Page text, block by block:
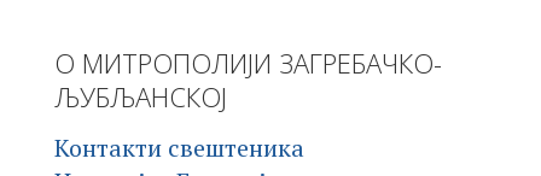
О МИТРОПОЛИЈИ ЗАГРЕБАЧКО-
ЉУБЉАНСКОЈ
Контакти свештеника